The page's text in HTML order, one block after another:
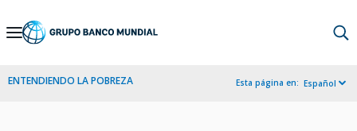
Skip
Navigation
ENTENDIENDO LA POBREZA Esta página en: Español